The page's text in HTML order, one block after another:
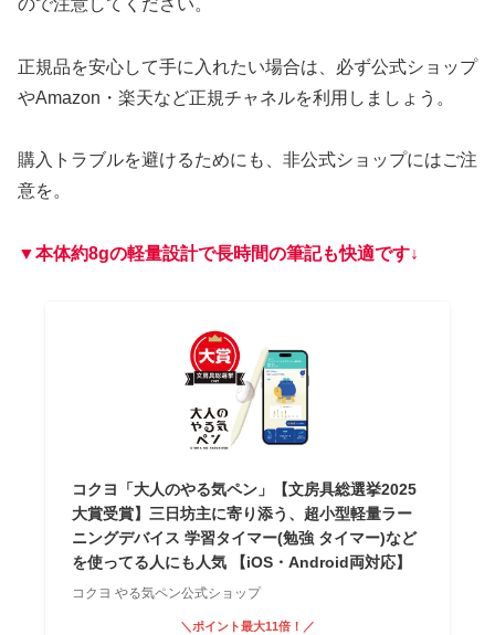
正規品を安心して手に入れたい場合は、必ず公式ショップ
やAmazon・楽天など正規チャネルを利用しましょう。
購入トラブルを避けるためにも、非公式ショップにはご注
意を。
▼本体約8gの軽量設計で長時間の筆記も快適です↓
コクヨ「大人のやる気ペン」【文房具総選挙2025
大賞受賞】三日坊主に寄り添う、超小型軽量ラー
ニングデバイス 学習タイマー(勉強 タイマー)など
を使ってる人にも人気 【iOS・Android両対応】
コクヨ やる気ペン公式ショップ
＼ポイント最大11倍！／